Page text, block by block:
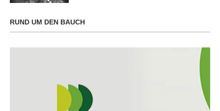
RUND UM DEN BAUCH